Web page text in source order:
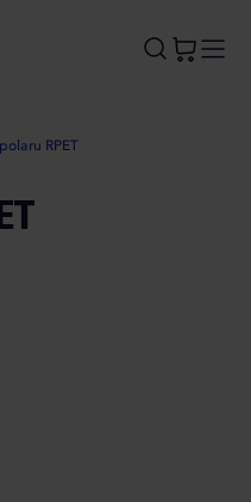
polaru RPET